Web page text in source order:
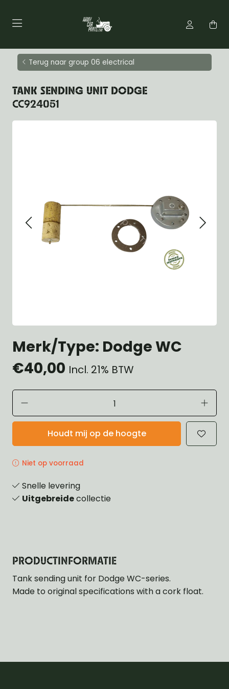
Terug naar group 06 electrical
TANK SENDING UNIT DODGE
CC924051
Merk/Type: Dodge WC
€40,00 Incl. 21% BTW
Houdt mij op de hoogte
Niet op voorraad
Snelle levering
Uitgebreidecollectie
PRODUCTINFORMATIE
Tank sending unit for Dodge WC-series.
Made to original specifications with a cork float.